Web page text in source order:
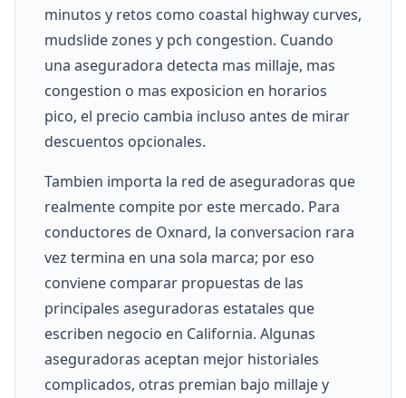
minutos y retos como coastal highway curves,
mudslide zones y pch congestion. Cuando
una aseguradora detecta mas millaje, mas
congestion o mas exposicion en horarios
pico, el precio cambia incluso antes de mirar
descuentos opcionales.
Tambien importa la red de aseguradoras que
realmente compite por este mercado. Para
conductores de Oxnard, la conversacion rara
vez termina en una sola marca; por eso
conviene comparar propuestas de las
principales aseguradoras estatales que
escriben negocio en California. Algunas
aseguradoras aceptan mejor historiales
complicados, otras premian bajo millaje y